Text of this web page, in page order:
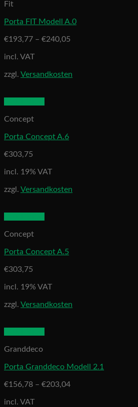
Fit
Porta FIT Modell A.0
€193,77 – €240,05
incl. VAT
zzgl. Versandkosten
Concept
Porta Concept A.6
€303,75
incl. 19% VAT
zzgl. Versandkosten
Concept
Porta Concept A.5
€303,75
incl. 19% VAT
zzgl. Versandkosten
Granddeco
Porta Granddeco Modell 2.1
€156,78 – €203,04
incl. VAT